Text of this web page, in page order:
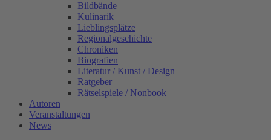
Bildbände
Kulinarik
Lieblingsplätze
Regionalgeschichte
Chroniken
Biografien
Literatur / Kunst / Design
Ratgeber
Rätselspiele / Nonbook
Autoren
Veranstaltungen
News